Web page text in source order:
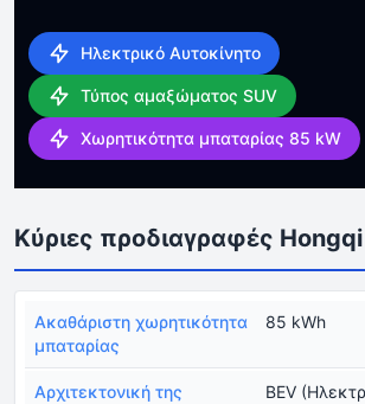
Ηλεκτρικό Αυτοκίνητο
Τύπος αμαξώματος SUV
Χωρητικότητα μπαταρίας 85 kW
Κύριες προδιαγραφές
Ακαθάριστη χωρητικότητα
μπαταρίας
85 kWh
Αρχιτεκτονική της
BEV